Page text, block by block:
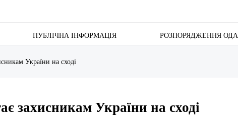
ПУБЛІЧНА ІНФОРМАЦІЯ РОЗПОРЯДЖЕННЯ ОДА
України на сході
захисникам України на сході